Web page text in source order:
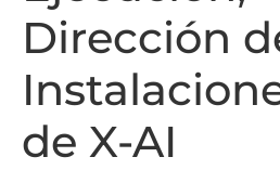
Dirección
de X-AI